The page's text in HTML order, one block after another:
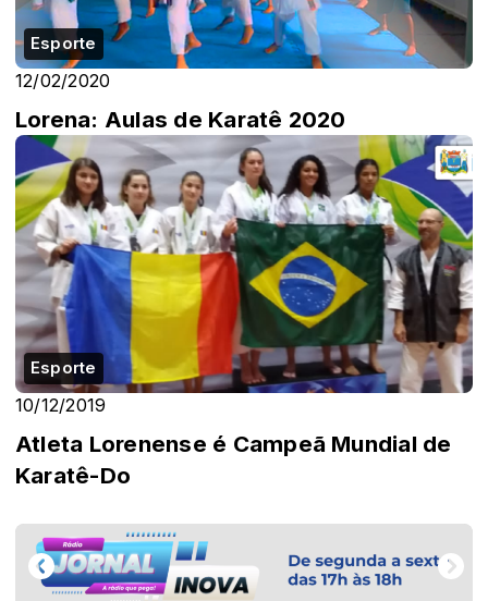
Esporte
12/02/2020
Lorena: Aulas de Karatê 2020
Esporte
10/12/2019
Atleta Lorenense é Campeã Mundial de
Karatê-Do